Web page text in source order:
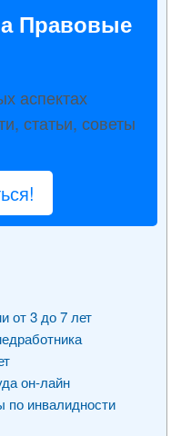
Правовые
аспектах
статьи, советы
от 3 до 7 лет
он-лайн
по инвалидности